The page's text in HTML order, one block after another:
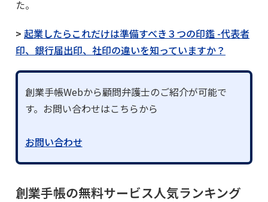
た。
> 起業したらこれだけは準備すべき３つの印鑑 -代表者
印、銀行届出印、社印の違いを知っていますか？
創業手帳Webから顧問弁護士のご紹介が可能で
す。お問い合わせはこちらから
お問い合わせ
創業手帳の無料サービス人気ランキング